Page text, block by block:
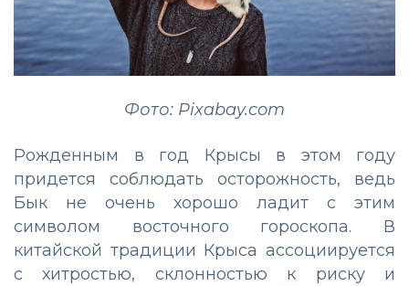
Фото: Pixabay.com
Рожденным в год Крысы в этом году
придется соблюдать осторожность, ведь
Бык не очень хорошо ладит с этим
символом восточного гороскопа. В
китайской традиции Крыса ассоциируется
с хитростью, склонностью к риску и